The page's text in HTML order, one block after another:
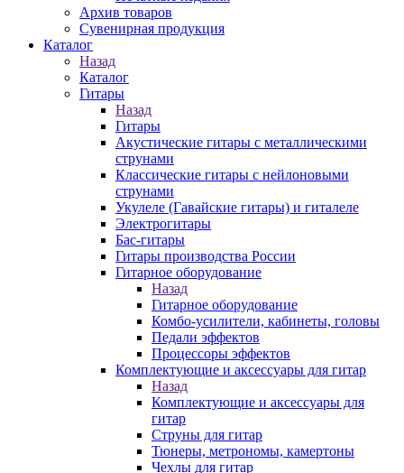
Архив товаров
Сувенирная продукция
Каталог
Назад
Каталог
Гитары
Назад
Гитары
Акустические гитары с металлическими
струнами
Классические гитары с нейлоновыми
струнами
Укулеле (Гавайские гитары) и гиталеле
Электрогитары
Бас-гитары
Гитары производства России
Гитарное оборудование
Назад
Гитарное оборудование
Комбо-усилители, кабинеты, головы
Педали эффектов
Процессоры эффектов
Комплектующие и аксессуары для гитар
Назад
Комплектующие и аксессуары для
гитар
Струны для гитар
Тюнеры, метрономы, камертоны
Чехлы для гитар